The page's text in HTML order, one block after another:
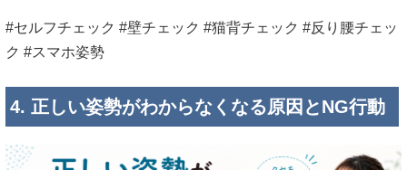
#セルフチェック #壁チェック #猫背チェック #反り腰チェッ
ク #スマホ姿勢
4. 正しい姿勢がわからなくなる原因とNG行動